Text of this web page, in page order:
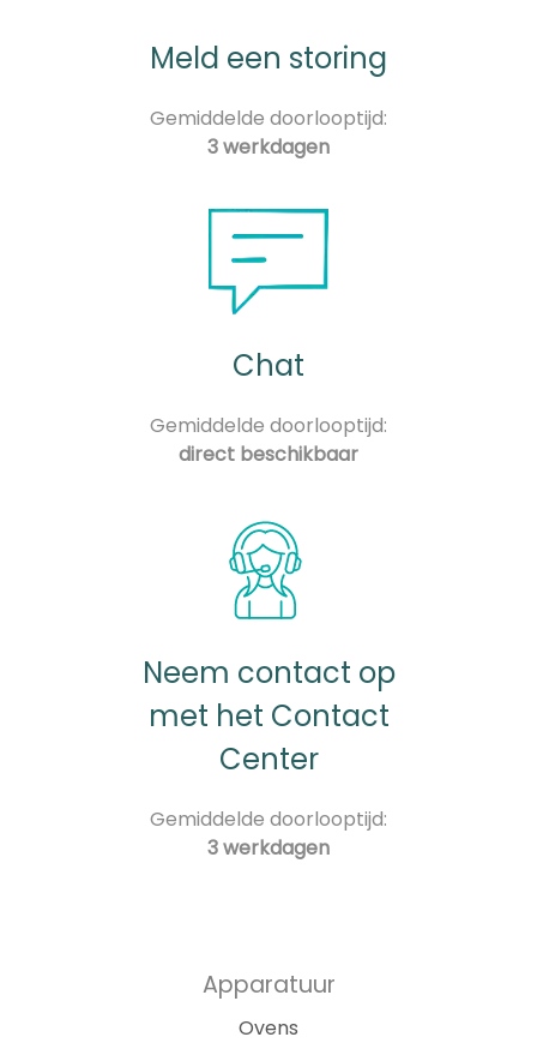
Meld een storing
Gemiddelde doorlooptijd:
3 werkdagen
Chat
Gemiddelde doorlooptijd:
direct beschikbaar
Neem contact op
met het Contact
Center
Gemiddelde doorlooptijd:
3 werkdagen
Apparatuur
Ovens